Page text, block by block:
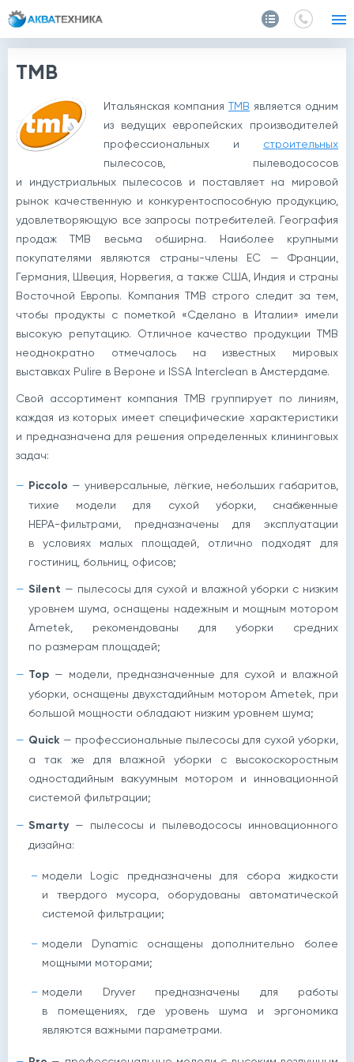
Главная Производители
TMB
Итальянская компания TMB является одним
из ведущих европейских производителей
профессиональных и строительных
пылесосов, пылеводососов
и индустриальных пылесосов и поставляет на мировой
рынок качественную и конкурентоспособную продукцию,
удовлетворяющую все запросы потребителей. География
продаж TMB весьма обширна. Наиболее крупными
покупателями являются страны-члены ЕС — Франции,
Германия, Швеция, Норвегия, а также США, Индия и страны
Восточной Европы. Компания TMB строго следит за тем,
чтобы продукты с пометкой «Сделано в Италии» имели
высокую репутацию. Отличное качество продукции TMB
неоднократно отмечалось на известных мировых
выставках Pulire в Вероне и ISSA Interclean в Амстердаме.
Свой ассортимент компания TMB группирует по линиям,
каждая из которых имеет специфические характеристики
и предназначена для решения определенных клининговых
задач:
Piccolo — универсальные, лёгкие, небольших габаритов,
тихие модели для сухой уборки, снабженные
НЕРА-фильтрами , предназначены для эксплуатации
в условиях малых площадей, отлично подходят для
гостиниц, больниц, офисов;
Silent — пылесосы для сухой и влажной уборки с низким
уровнем шума, оснащены надежным и мощным мотором
Ametek, рекомендованы для уборки средних
по размерам площадей;
Тор — модели, предназначенные для сухой и влажной
уборки, оснащены двухстадийным мотором Ametek, при
большой мощности обладают низким уровнем шума;
Quick — профессиональные пылесосы для сухой уборки,
а так же для влажной уборки с высокоскоростным
одностадийным вакуумным мотором и инновационной
системой фильтрации;
Smarty — пылесосы и пылеводососы инновационного
дизайна:
модели Logic предназначены для сбора жидкости
и твердого мусора, оборудованы автоматической
системой фильтрации;
модели Dynamic оснащены дополнительно более
мощными моторами;
модели Dryver предназначены для работы
в помещениях, где уровень шума и эргономика
являются важными параметрами.